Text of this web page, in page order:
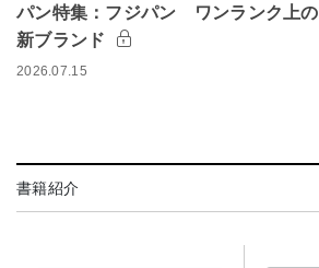
パン特集：フジパン ワンランク上の
新ブランド
2026.07.15
書籍紹介